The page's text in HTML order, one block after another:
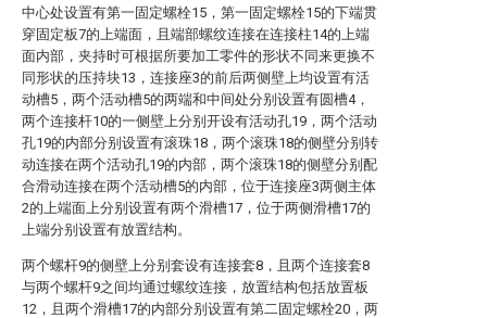
中心处设置有第一固定螺栓15，第一固定螺栓15的下端贯
穿固定板7的上端面，且端部螺纹连接在连接柱14的上端
面内部，夹持时可根据所要加工零件的形状不同来更换不
同形状的压持块13，连接座3的前后两侧壁上均设置有活
动槽5，两个活动槽5的两端和中间处分别设置有圆槽4，
两个连接杆10的一侧壁上分别开设有活动孔19，两个活动
孔19的内部分别设置有滚珠18，两个滚珠18的侧壁分别转
动连接在两个活动孔19的内部，两个滚珠18的侧壁分别配
合滑动连接在两个活动槽5的内部，位于连接座3两侧主体
2的上端面上分别设置有两个滑槽17，位于两侧滑槽17的
上端分别设置有放置结构。
两个螺杆9的侧壁上分别套设有连接套8，且两个连接套8
与两个螺杆9之间均通过螺纹连接，放置结构包括放置板
12，且两个滑槽17的内部分别设置有第二固定螺栓20，两